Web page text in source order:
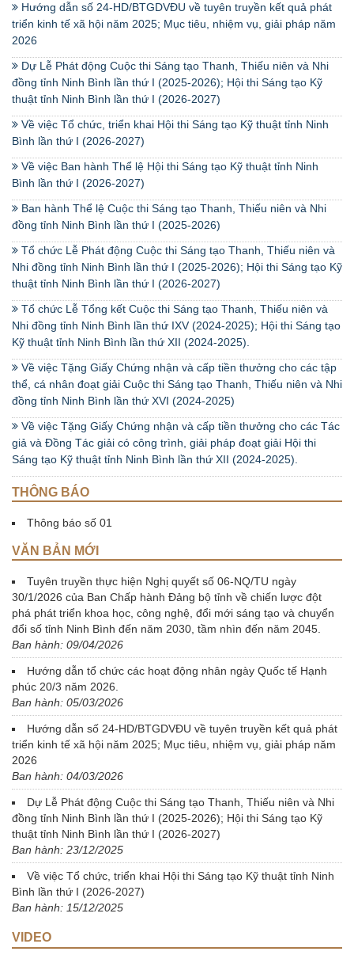
Hướng dẫn số 24-HD/BTGDVĐU về tuyên truyền kết quả phát
triển kinh tế xã hội năm 2025; Mục tiêu, nhiệm vụ, giải pháp năm
2026
Dự Lễ Phát động Cuộc thi Sáng tạo Thanh, Thiếu niên và Nhi
đồng tỉnh Ninh Bình lần thứ I (2025-2026); Hội thi Sáng tạo Kỹ
thuật tỉnh Ninh Bình lần thứ I (2026-2027)
Về việc Tổ chức, triển khai Hội thi Sáng tạo Kỹ thuật tỉnh Ninh
Bình lần thứ I (2026-2027)
Về việc Ban hành Thể lệ Hội thi Sáng tạo Kỹ thuật tỉnh Ninh
Bình lần thứ I (2026-2027)
Ban hành Thể lệ Cuộc thi Sáng tạo Thanh, Thiếu niên và Nhi
đồng tỉnh Ninh Bình lần thứ I (2025-2026)
Tổ chức Lễ Phát động Cuộc thi Sáng tạo Thanh, Thiếu niên và
Nhi đồng tỉnh Ninh Bình lần thứ I (2025-2026); Hội thi Sáng tạo Kỹ
thuật tỉnh Ninh Bình lần thứ I (2026-2027)
Tổ chức Lễ Tổng kết Cuộc thi Sáng tạo Thanh, Thiếu niên và
Nhi đồng tỉnh Ninh Bình lần thứ IXV (2024-2025); Hội thi Sáng tạo
Kỹ thuật tỉnh Ninh Bình lần thứ XII (2024-2025).
Về việc Tặng Giấy Chứng nhận và cấp tiền thưởng cho các tập
thể, cá nhân đoạt giải Cuộc thi Sáng tạo Thanh, Thiếu niên và Nhi
đồng tỉnh Ninh Bình lần thứ XVI (2024-2025)
Về việc Tặng Giấy Chứng nhận và cấp tiền thưởng cho các Tác
giả và Đồng Tác giải có công trình, giải pháp đoạt giải Hội thi
Sáng tạo Kỹ thuật tỉnh Ninh Bình lần thứ XII (2024-2025).
THÔNG BÁO
Thông báo số 01
VĂN BẢN MỚI
Tuyên truyền thực hiện Nghị quyết số 06-NQ/TU ngày
30/1/2026 của Ban Chấp hành Đảng bộ tỉnh về chiến lược đột
phá phát triển khoa học, công nghệ, đổi mới sáng tạo và chuyển
đổi số tỉnh Ninh Bình đến năm 2030, tầm nhìn đến năm 2045.
Ban hành: 09/04/2026
Hướng dẫn tổ chức các hoạt động nhân ngày Quốc tế Hạnh
phúc 20/3 năm 2026.
Ban hành: 05/03/2026
Hướng dẫn số 24-HD/BTGDVĐU về tuyên truyền kết quả phát
triển kinh tế xã hội năm 2025; Mục tiêu, nhiệm vụ, giải pháp năm
2026
Ban hành: 04/03/2026
Dự Lễ Phát động Cuộc thi Sáng tạo Thanh, Thiếu niên và Nhi
đồng tỉnh Ninh Bình lần thứ I (2025-2026); Hội thi Sáng tạo Kỹ
thuật tỉnh Ninh Bình lần thứ I (2026-2027)
Ban hành: 23/12/2025
Về việc Tổ chức, triển khai Hội thi Sáng tạo Kỹ thuật tỉnh Ninh
Bình lần thứ I (2026-2027)
Ban hành: 15/12/2025
VIDEO